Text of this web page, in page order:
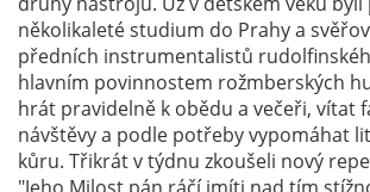
několikaleté studium do Prahy a
předních instrumentalistů
hlavním povinnostem rožmberských
hrát pravidelně k obědu a večeři, vítat
návštěvy a podle potřeby vypomáhat
kůru. Třikrát v týdnu zkoušeli nový